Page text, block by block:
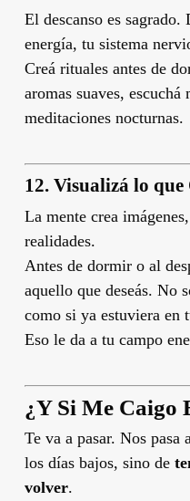
El descanso es
energía, tu sistema
Creá rituales antes de
aromas suaves,
meditaciones nocturnas.
12. Visualizá lo que
La mente crea
realidades.
Antes de dormir o al
aquello que deseás. No
como si ya estuviera en
Eso le da a tu campo
¿Y Si Me Caigo
Te va a pasar. Nos pasa
los días bajos, sino de
volver.